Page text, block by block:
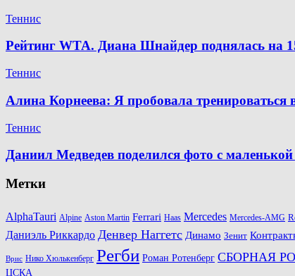
Теннис
Рейтинг WTA. Диана Шнайдер поднялась на
Теннис
Алина Корнеева: Я пробовала
Теннис
Даниил Медведев поделился фото с
Метки
AlphaTauri Alpine Aston Martin Ferrari Haas Mercedes Mercedes-AMG
Даниэль Риккардо Денвер Наггетс Динамо Зенит
Врис Нико Хюлькенберг Регби Роман Ротенберг СБОРНАЯ
ЦСКА